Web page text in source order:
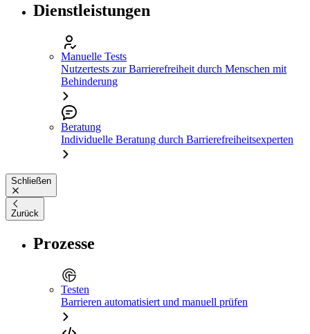
Dienstleistungen
Manuelle Tests
Nutzertests zur Barrierefreiheit durch Menschen mit
Behinderung
Beratung
Individuelle Beratung durch Barrierefreiheitsexperten
Schließen
Zurück
Prozesse
Testen
Barrieren automatisiert und manuell prüfen